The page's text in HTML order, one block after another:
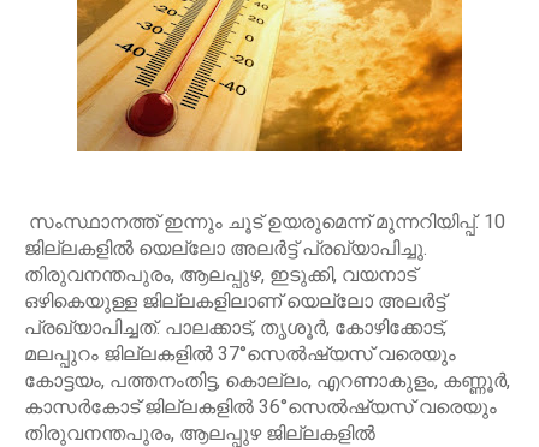
സംസ്ഥാനത്ത് ഇന്നും ചൂട് ഉയരുമെന്ന് മുന്നറിയിപ്പ്. 10
ജില്ലകളിൽ യെല്ലോ അലർട്ട് പ്രഖ്യാപിച്ചു.
തിരുവനന്തപുരം, ആലപ്പുഴ, ഇടുക്കി, വയനാട്
ഒഴികെയുള്ള ജില്ലകളിലാണ് യെല്ലോ അലർട്ട്
പ്രഖ്യാപിച്ചത്. പാലക്കാട്, തൃശൂർ, കോഴിക്കോട്,
മലപ്പുറം ജില്ലകളിൽ 37°സെൽഷ്യസ് വരെയും
കോട്ടയം, പത്തനംതിട്ട, കൊല്ലം, എറണാകുളം, കണ്ണൂർ,
കാസർകോട് ജില്ലകളിൽ 36°സെൽഷ്യസ് വരെയും
തിരുവനന്തപുരം, ആലപ്പുഴ ജില്ലകളിൽ